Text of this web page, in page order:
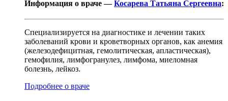
Информация о враче —Косарева Татьяна Сергеевна:
Специализируется на диагностике и лечении таких
заболеваний крови и кроветворных органов, как анемия
(железодефицитная, гемолитическая, апластическая),
гемофилия, лимфогранулез, лимфома, миеломная
болезнь, лейкоз.
Подробнее о враче